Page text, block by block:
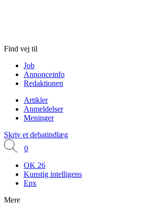
Find vej til
Job
Annonceinfo
Redaktionen
Artikler
Anmeldelser
Meninger
Skriv et debatindlæg
0
OK 26
Kunstig intelligens
Epx
Mere